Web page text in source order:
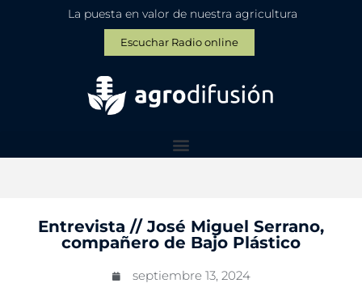
La puesta en valor de nuestra agricultura
Escuchar Radio online
Entrevista // José Miguel Serrano,
compañero de Bajo Plástico
septiembre 13, 2024